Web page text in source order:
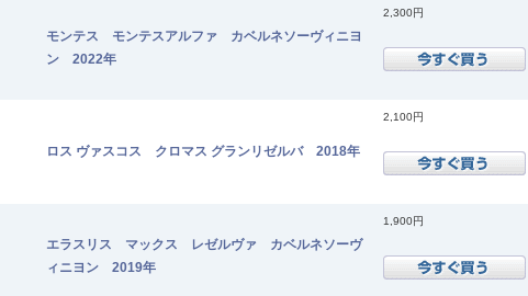
モンテス モンテスアルファ カベルネソーヴィニヨ
ン 2022年
2,300円
ロス ヴァスコス クロマス グランリゼルバ 2018年
2,100円
エラスリス マックス レゼルヴァ カベルネソーヴ
ィニヨン 2019年
1,900円